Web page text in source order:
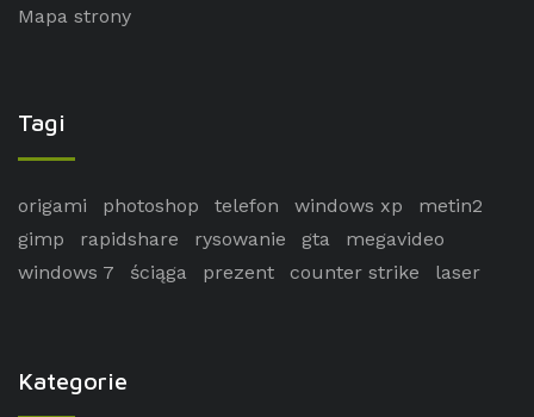
Mapa strony
Tagi
origami photoshop telefon windows xp
metin2
gimp
rapidshare rysowanie gta
megavideo
windows 7
ściąga prezent counter strike laser
Kategorie